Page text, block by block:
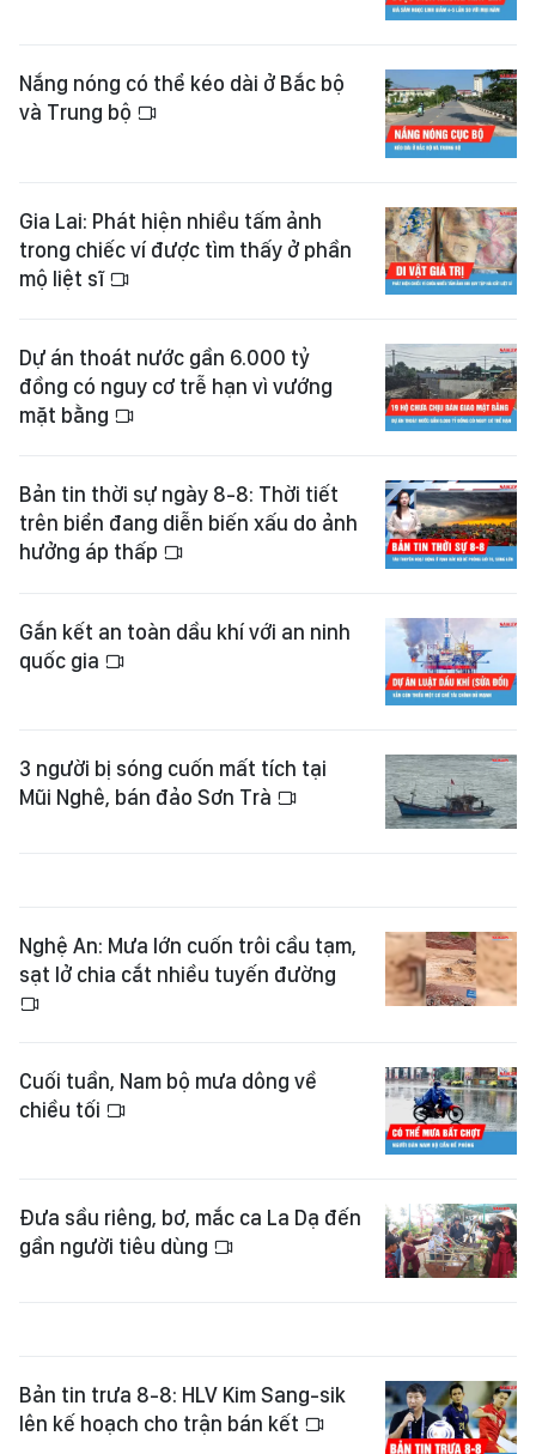
Nắng nóng có thể kéo dài ở Bắc bộ
và Trung bộ
Gia Lai: Phát hiện nhiều tấm ảnh
trong chiếc ví được tìm thấy ở phần
mộ liệt sĩ
Dự án thoát nước gần 6.000 tỷ
đồng có nguy cơ trễ hạn vì vướng
mặt bằng
Bản tin thời sự ngày 8-8: Thời tiết
trên biển đang diễn biến xấu do ảnh
hưởng áp thấp
Gắn kết an toàn dầu khí với an ninh
quốc gia
3 người bị sóng cuốn mất tích tại
Mũi Nghê, bán đảo Sơn Trà
Nghệ An: Mưa lớn cuốn trôi cầu tạm,
sạt lở chia cắt nhiều tuyến đường
Cuối tuần, Nam bộ mưa dông về
chiều tối
Đưa sầu riêng, bơ, mắc ca La Dạ đến
gần người tiêu dùng
Bản tin trưa 8-8: HLV Kim Sang-sik
lên kế hoạch cho trận bán kết